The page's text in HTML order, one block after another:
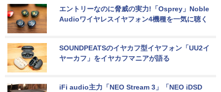
エントリーなのに脅威の実力!「Osprey」Noble
Audioワイヤレスイヤフォン4機種を一気に聴く
SOUNDPEATSのイヤカフ型イヤフォン「UU2イ
ヤーカフ」をイヤカフマニアが語る
iFi audio主力「NEO Stream 3」「NEO iDSD